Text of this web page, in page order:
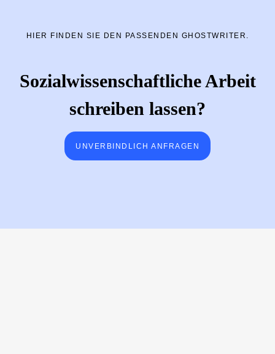
HIER FINDEN SIE DEN PASSENDEN GHOSTWRITER.
Sozialwissenschaftliche Arbeit
schreiben lassen?
UNVERBINDLICH ANFRAGEN